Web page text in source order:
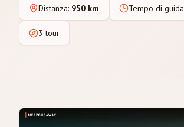
Distanza: 950 km Tempo di guida
3 tour